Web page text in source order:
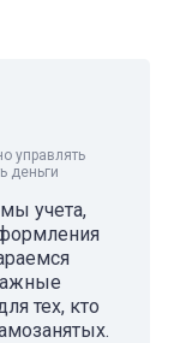
управлять
деньги
учета,
тех, кто